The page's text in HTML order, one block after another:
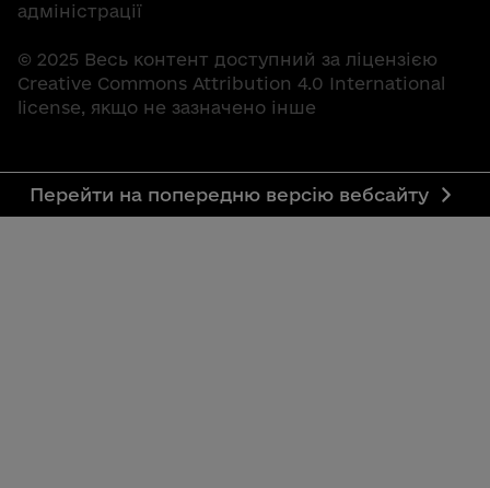
адміністрації
© 2025 Весь контент доступний за ліцензією
Creative Commons Attribution 4.0 International
license, якщо не зазначено інше
Перейти на попередню версію вебсайту